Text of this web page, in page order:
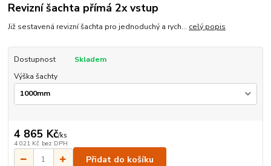
Revizní šachta přímá 2x vstup
Již sestavená revizní šachta pro jednoduchý a rych... celý popis
Dostupnost
Skladem
Výška šachty
4 865 Kč/ks
4 021 Kč bez DPH
Přidat do košíku